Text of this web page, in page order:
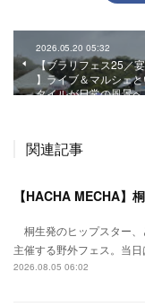
2026.05.20 05:32
【ブラリフェス25／
】ライブ＆マルシェと
タイルが日常の風景
関連記事
桐生発のヒップスター
主催する野外フェス。当
2026.08.05 06:02